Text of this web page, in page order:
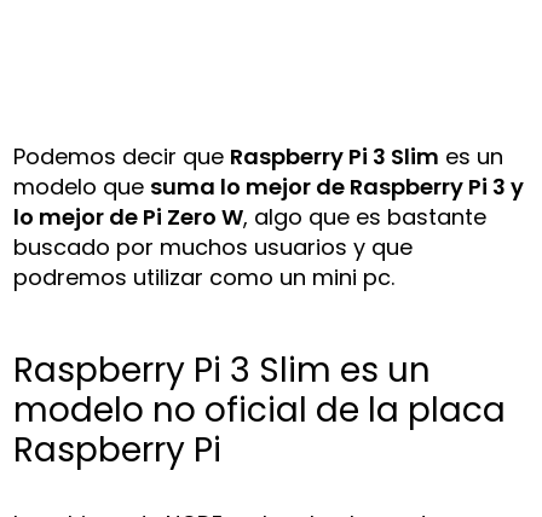
Podemos decir que Raspberry Pi 3 Slim es un
modelo que suma lo mejor de Raspberry Pi 3 y
lo mejor de Pi Zero W, algo que es bastante
buscado por muchos usuarios y que
podremos utilizar como un mini pc.
Raspberry Pi 3 Slim es un
modelo no oficial de la placa
Raspberry Pi